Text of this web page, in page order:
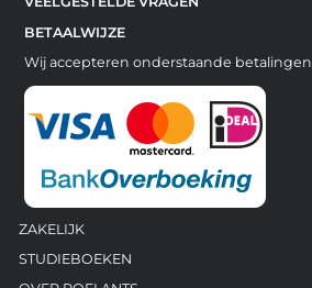
BETAALWIJZE
Wij accepteren onderstaande betalingen
ZAKELIJK
STUDIEBOEKEN